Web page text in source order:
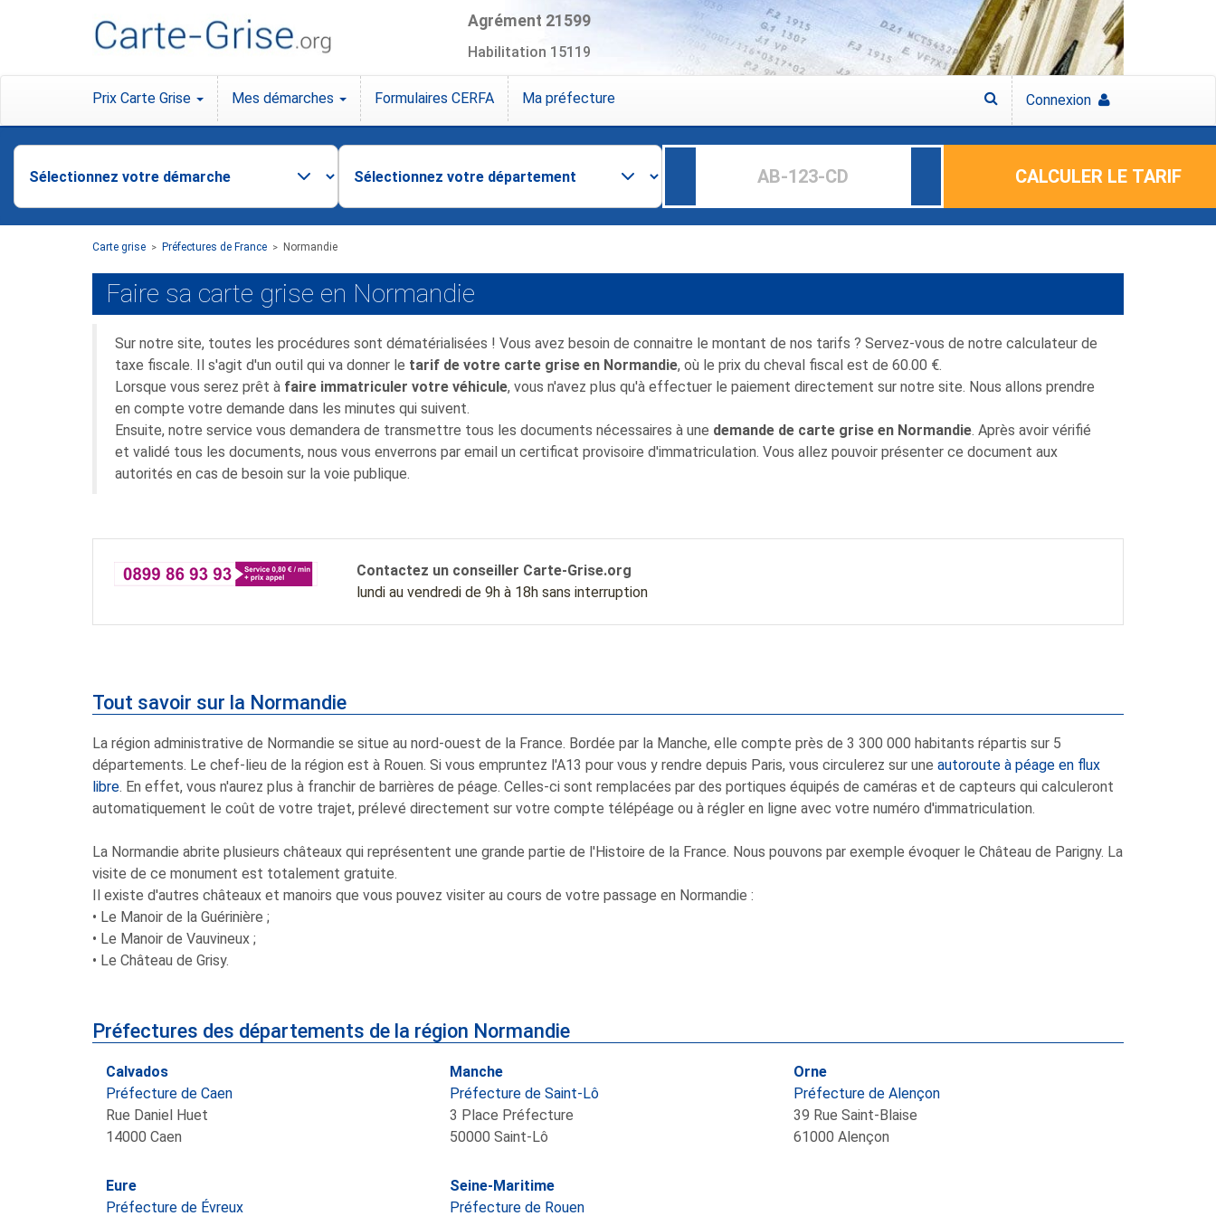
Agrément 21599
Habilitation 15119
Prix Carte Grise Mes démarches Formulaires CERFA Ma préfecture Connexion
CALCULER LE TARIF
Carte grise > Préfectures de France > Normandie
Faire sa carte grise en Normandie
Sur notre site, toutes les procédures sont dématérialisées ! Vous avez besoin de connaitre le montant de nos tarifs ? Servez-vous de notre calculateur de
taxe fiscale. Il s'agit d'un outil qui va donner le tarif de votre carte grise en Normandie, où le prix du cheval fiscal est de 60.00 €.
Lorsque vous serez prêt à faire immatriculer votre véhicule, vous n'avez plus qu'à effectuer le paiement directement sur notre site. Nous allons prendre
en compte votre demande dans les minutes qui suivent.
Ensuite, notre service vous demandera de transmettre tous les documents nécessaires à une demande de carte grise en Normandie. Après avoir vérifié
et validé tous les documents, nous vous enverrons par email un certificat provisoire d'immatriculation. Vous allez pouvoir présenter ce document aux
autorités en cas de besoin sur la voie publique.
Contactez un conseiller Carte-Grise.org
lundi au vendredi de 9h à 18h sans interruption
Tout savoir sur la Normandie
La région administrative de Normandie se situe au nord-ouest de la France. Bordée par la Manche, elle compte près de 3 300 000 habitants répartis sur 5
départements. Le chef-lieu de la région est à Rouen. Si vous empruntez l'A13 pour vous y rendre depuis Paris, vous circulerez sur une autoroute à péage en flux
libre. En effet, vous n'aurez plus à franchir de barrières de péage. Celles-ci sont remplacées par des portiques équipés de caméras et de capteurs qui calculeront
automatiquement le coût de votre trajet, prélevé directement sur votre compte télépéage ou à régler en ligne avec votre numéro d'immatriculation.
La Normandie abrite plusieurs châteaux qui représentent une grande partie de l'Histoire de la France. Nous pouvons par exemple évoquer le Château de Parigny. La
visite de ce monument est totalement gratuite.
Il existe d'autres châteaux et manoirs que vous pouvez visiter au cours de votre passage en Normandie :
• Le Manoir de la Guérinière ;
• Le Manoir de Vauvineux ;
• Le Château de Grisy.
Préfectures des départements de la région Normandie
Calvados
Préfecture de Caen
Rue Daniel Huet
14000 Caen
Manche
Préfecture de Saint-Lô
3 Place Préfecture
50000 Saint-Lô
Orne
Préfecture de Alençon
39 Rue Saint-Blaise
61000 Alençon
Eure
Préfecture de Évreux
Seine-Maritime
Préfecture de Rouen